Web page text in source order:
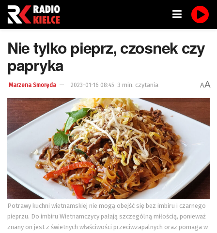
Nie tylko pieprz, czosnek czy
papryka
Marzena Smoręda 2023-01-16 08:45 3 min. czytania AA
Potrawy kuchni wietnamskiej nie mogą obejść się bez imbiru i czarnego
pieprzu. Do imbiru Wietnamczycy pałają szczególną miłością, ponieważ
znany on jest z świetnych właściwości przeciwzapalnych oraz pomaga w